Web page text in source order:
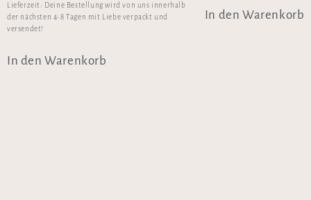
Lieferzeit: Deine Bestellung wird von uns innerhalb
der nächsten 4-8 Tagen mit Liebe verpackt und
versendet!
In den Warenkorb
In den Warenkorb